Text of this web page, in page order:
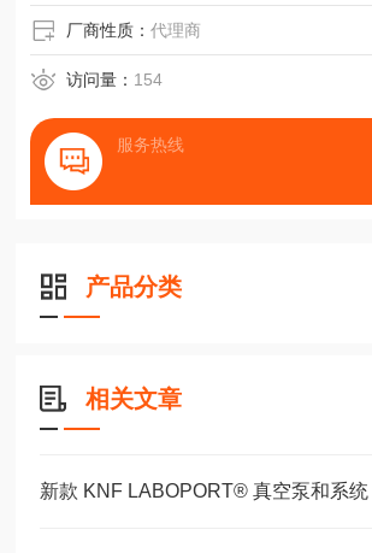
厂商性质：代理商
访问量： 154
服务热线
产品分类
相关文章
新款 KNF LABOPORT® 真空泵和系统